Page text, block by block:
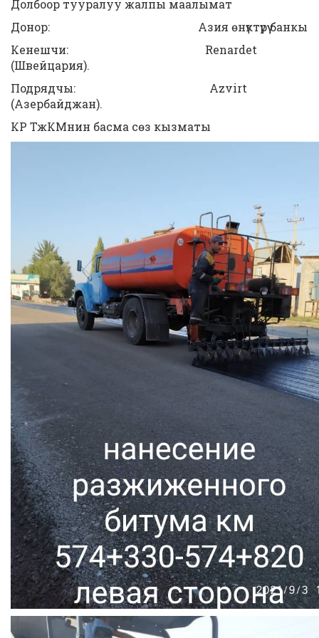
Долбоор тууралуу жалпы маалымат
Донор: Азия өнүктүрүү банкы
Кенешчи: Renardet
(Швейцария).
Подрядчы: Azvirt
(Азербайджан).
КР ТжКМнин басма сөз кызматы